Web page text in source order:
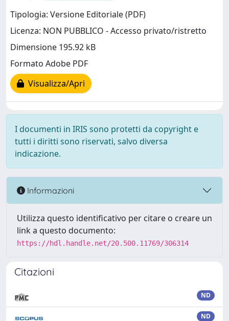
Tipologia: Versione Editoriale (PDF)
Licenza: NON PUBBLICO - Accesso privato/ristretto
Dimensione 195.92 kB
Formato Adobe PDF
Visualizza/Apri
I documenti in IRIS sono protetti da copyright e
tutti i diritti sono riservati, salvo diversa
indicazione.
Informazioni
Utilizza questo identificativo per citare o creare un
link a questo documento:
https://hdl.handle.net/20.500.11769/306314
Citazioni
ND
ND